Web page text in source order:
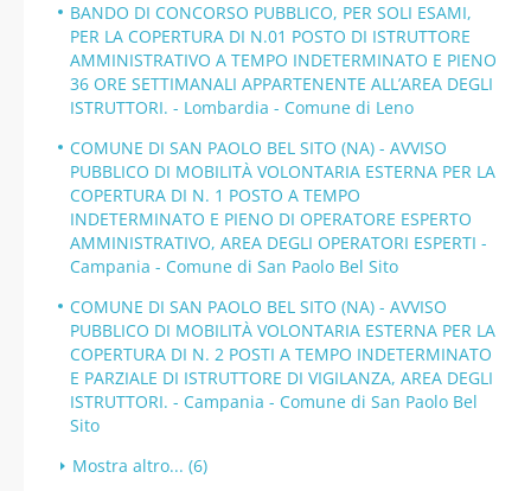
BANDO DI CONCORSO PUBBLICO, PER SOLI ESAMI,
PER LA COPERTURA DI N.01 POSTO DI ISTRUTTORE
AMMINISTRATIVO A TEMPO INDETERMINATO E PIENO
36 ORE SETTIMANALI APPARTENENTE ALL’AREA DEGLI
ISTRUTTORI. - Lombardia - Comune di Leno
COMUNE DI SAN PAOLO BEL SITO (NA) - AVVISO
PUBBLICO DI MOBILITÀ VOLONTARIA ESTERNA PER LA
COPERTURA DI N. 1 POSTO A TEMPO
INDETERMINATO E PIENO DI OPERATORE ESPERTO
AMMINISTRATIVO, AREA DEGLI OPERATORI ESPERTI -
Campania - Comune di San Paolo Bel Sito
COMUNE DI SAN PAOLO BEL SITO (NA) - AVVISO
PUBBLICO DI MOBILITÀ VOLONTARIA ESTERNA PER LA
COPERTURA DI N. 2 POSTI A TEMPO INDETERMINATO
E PARZIALE DI ISTRUTTORE DI VIGILANZA, AREA DEGLI
ISTRUTTORI. - Campania - Comune di San Paolo Bel
Sito
Mostra altro... (6)